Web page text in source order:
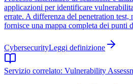
applicazioni per identificare
errate. A differenza del penetration test,
fornisce una mappa completa dei punti
CybersecurityLeggi definizione
Servizio correlato: Vulnerability